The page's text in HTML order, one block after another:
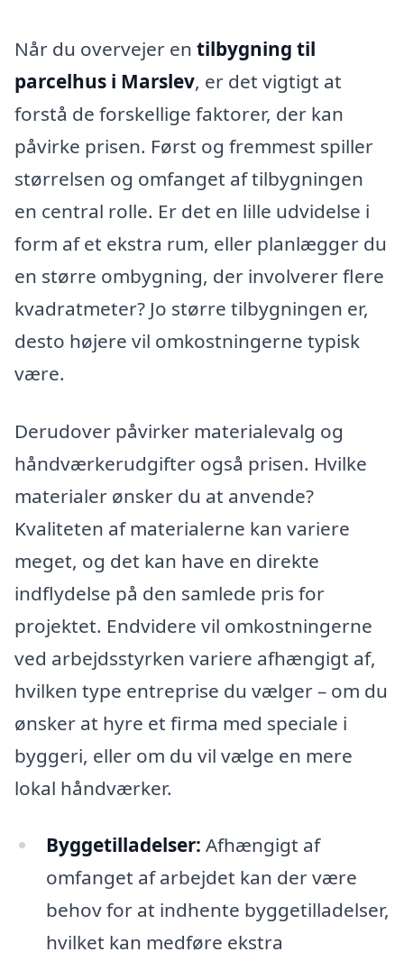
Når du overvejer en tilbygning til
parcelhus i Marslev, er det vigtigt at
forstå de forskellige faktorer, der kan
påvirke prisen. Først og fremmest spiller
størrelsen og omfanget af tilbygningen
en central rolle. Er det en lille udvidelse i
form af et ekstra rum, eller planlægger du
en større ombygning, der involverer flere
kvadratmeter? Jo større tilbygningen er,
desto højere vil omkostningerne typisk
være.
Derudover påvirker materialevalg og
håndværkerudgifter også prisen. Hvilke
materialer ønsker du at anvende?
Kvaliteten af materialerne kan variere
meget, og det kan have en direkte
indflydelse på den samlede pris for
projektet. Endvidere vil omkostningerne
ved arbejdsstyrken variere afhængigt af,
hvilken type entreprise du vælger – om du
ønsker at hyre et firma med speciale i
byggeri, eller om du vil vælge en mere
lokal håndværker.
Byggetilladelser: Afhængigt af
omfanget af arbejdet kan der være
behov for at indhente byggetilladelser,
hvilket kan medføre ekstra